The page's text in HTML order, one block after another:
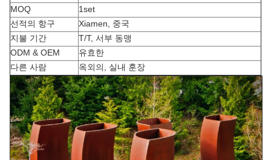
MOQ
1set
선적의 항구
Xiamen, 중국
지불 기간
T/T, 서부 동맹
ODM & OEM
유효한
다른 사람
옥외의, 실내 훈장